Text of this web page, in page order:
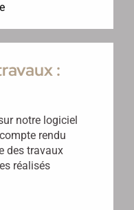
:
notre logiciel
rendu
des travaux
réalisés